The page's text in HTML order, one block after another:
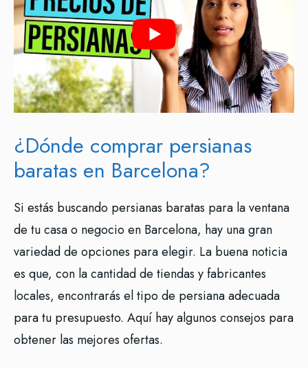
¿Dónde comprar persianas
baratas en Barcelona?
Si estás buscando persianas baratas para la ventana
de tu casa o negocio en Barcelona, hay una gran
variedad de opciones para elegir. La buena noticia
es que, con la cantidad de tiendas y fabricantes
locales, encontrarás el tipo de persiana adecuada
para tu presupuesto. Aquí hay algunos consejos para
obtener las mejores ofertas.